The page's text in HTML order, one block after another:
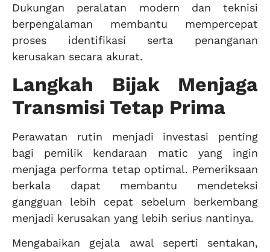
Dukungan peralatan modern dan teknisi
berpengalaman membantu mempercepat
proses identifikasi serta penanganan
kerusakan secara akurat.
Langkah Bijak Menjaga
Transmisi Tetap Prima
Perawatan rutin menjadi investasi penting
bagi pemilik kendaraan matic yang ingin
menjaga performa tetap optimal. Pemeriksaan
berkala dapat membantu mendeteksi
gangguan lebih cepat sebelum berkembang
menjadi kerusakan yang lebih serius nantinya.
Mengabaikan gejala awal seperti sentakan,